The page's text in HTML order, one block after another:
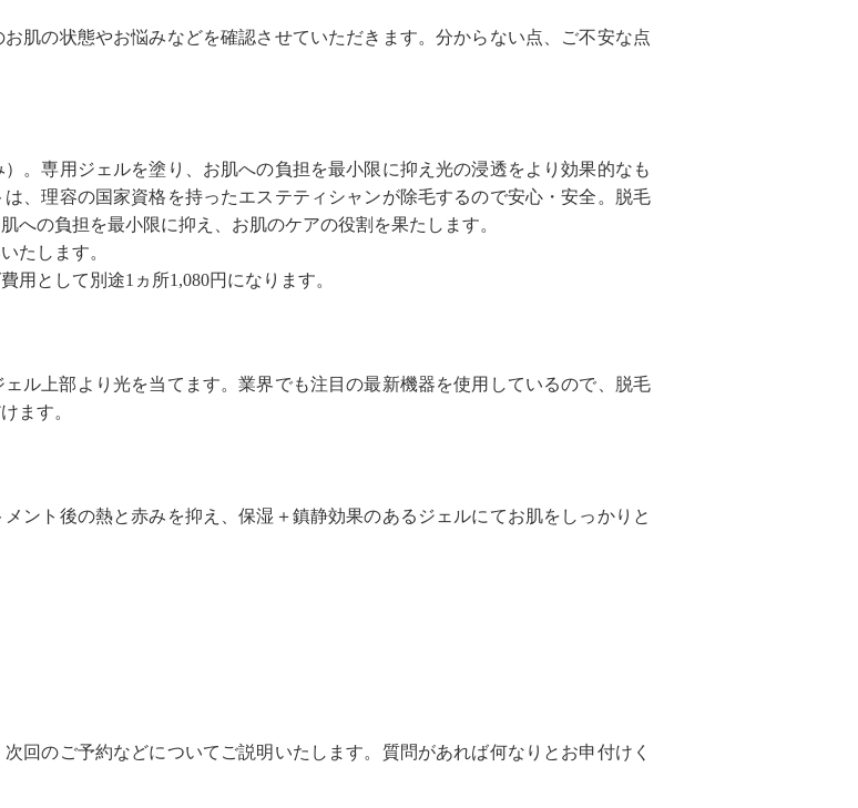
肌の状態やお悩みなどを確認させていただきます。分からない点、ご不安な点
。専用ジェルを塗り、お肌への負担を最小限に抑え光の浸透をより効果的なも
、理容の国家資格を持ったエステティシャンが除毛するので安心・安全。脱毛
への負担を最小限に抑え、お肌のケアの役割を果たします。
たします。
として別途1ヵ所1,080円になります。
ル上部より光を当てます。業界でも注目の最新機器を使用しているので、脱毛
ます。
ント後の熱と赤みを抑え、保湿＋鎮静効果のあるジェルにてお肌をしっかりと
回のご予約などについてご説明いたします。質問があれば何なりとお申付けく